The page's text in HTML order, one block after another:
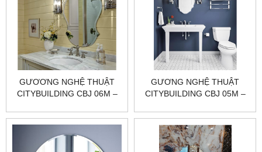
GƯƠƠNG NGHỆ THUẬT
CITYBUILDING CBJ 06M –
PHẢN CHIẾU SẠCH, HOÀN
GƯƠNG NGHỆ THUẬT
CITYBUILDING CBJ 05M –
MẢNG TƯỜNG, PHẢN
CHIẾU SẮC NÉT, HOÀN
THIỆN CHUẨN XƯỞNG